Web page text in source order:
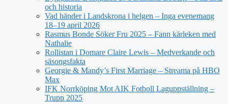
och historia
Vad händer i Landskrona i helgen – Inga evenemang
18–19 april 2026
Rasmus Bonde Söker Fru 2025 – Fann kärleken med
Nathalie
Rollistan i Domare Claire Lewis – Medverkande och
säsongsfakta
Georgie & Mandy’s First Marriage – Streama på HBO
Max
IFK Norrköping Mot AIK Fotboll Laguppställning –
Trupp 2025